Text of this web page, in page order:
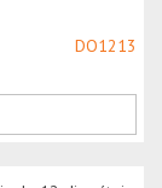
DO1213